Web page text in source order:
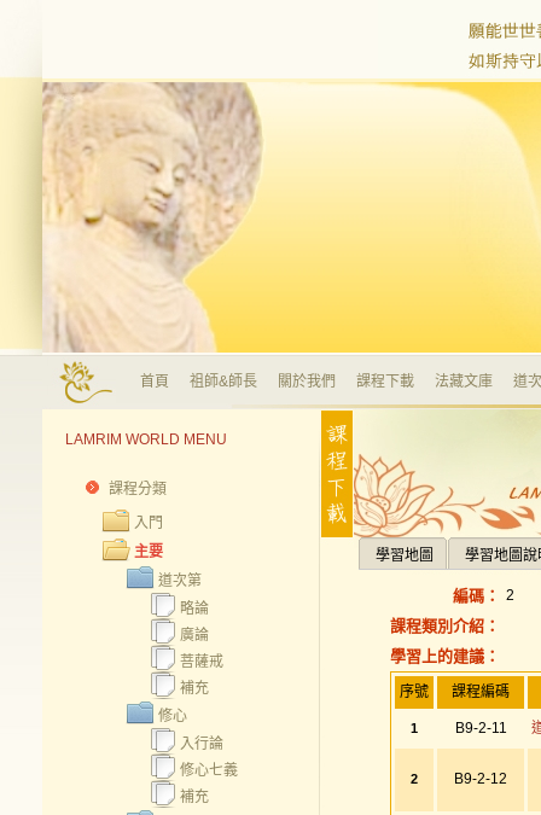
首頁 祖師&師長 關於我們 課程下載 法藏文庫 道
LAMRIM WORLD MENU
課程分類
入門
主要
道次第
略論
廣論
菩薩戒
補充
修心
入行論
修心七義
補充
學習地圖 學習地圖說
編碼： 2
課程類別介紹：
學習上的建議：
序號 課程編碼
1 B9-2-11
2 B9-2-12